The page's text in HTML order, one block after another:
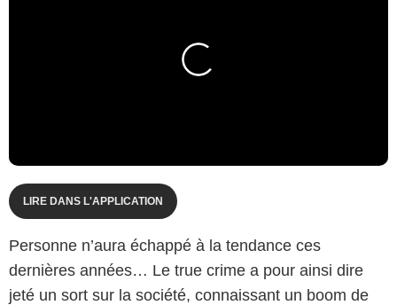
LIRE DANS L'APPLICATION
Personne n’aura échappé à la tendance ces
dernières années… Le true crime a pour ainsi dire
jeté un sort sur la société, connaissant un boom de